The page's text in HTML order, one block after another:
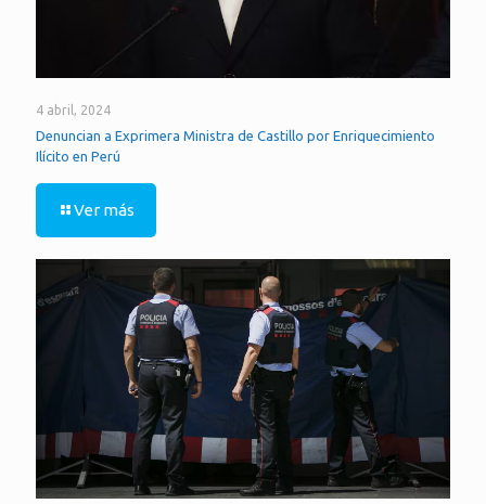
4 abril, 2024
Denuncian a Exprimera Ministra de Castillo por Enriquecimiento
Ilícito en Perú
Ver más